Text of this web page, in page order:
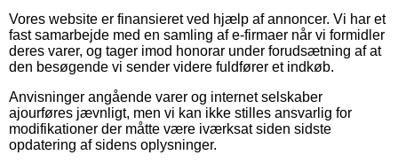
Vores website er finansieret ved hjælp af annoncer. Vi har et
fast samarbejde med en samling af e-firmaer når vi formidler
deres varer, og tager imod honorar under forudsætning af at
den besøgende vi sender videre fuldfører et indkøb.
Anvisninger angående varer og internet selskaber
ajourføres jævnligt, men vi kan ikke stilles ansvarlig for
modifikationer der måtte være iværksat siden sidste
opdatering af sidens oplysninger.